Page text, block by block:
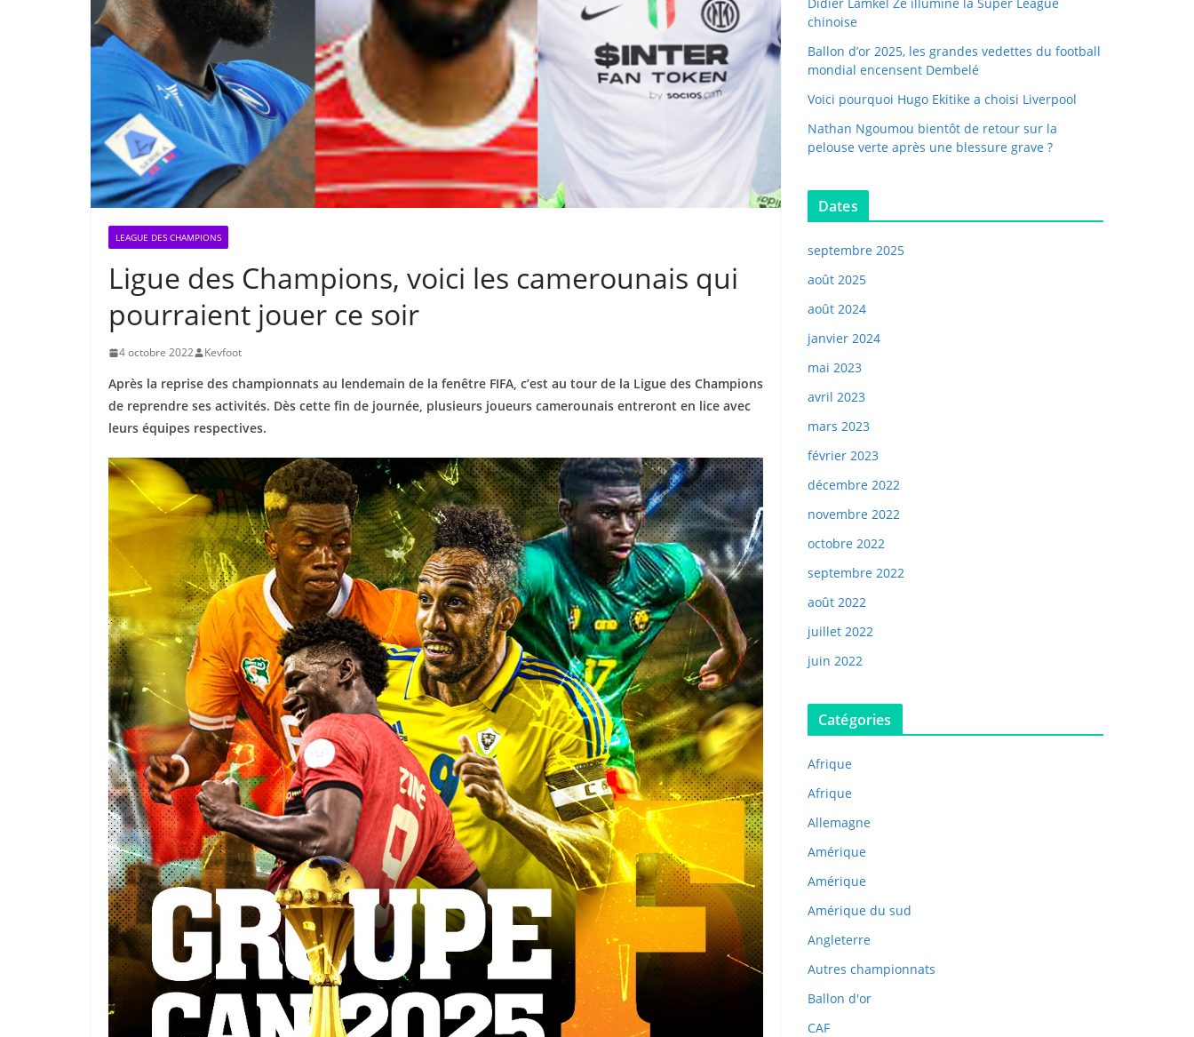
LEAGUE DES CHAMPIONS
Ligue des Champions, voici les camerounais qui
pourraient jouer ce soir
4 octobre 2022 Kevfoot
Après la reprise des championnats au lendemain de la fenêtre FIFA, c’est au tour de la Ligue des Champions
de reprendre ses activités. Dès cette fin de journée, plusieurs joueurs camerounais entreront en lice avec
leurs équipes respectives.
chinoise
Ballon d’or 2025, les grandes vedettes du football
mondial encensent Dembelé
Voici pourquoi Hugo Ekitike a choisi Liverpool
Nathan Ngoumou bientôt de retour sur la
pelouse verte après une blessure grave ?
Dates
septembre 2025
août 2025
août 2024
janvier 2024
mai 2023
avril 2023
mars 2023
février 2023
décembre 2022
novembre 2022
octobre 2022
septembre 2022
août 2022
juillet 2022
juin 2022
Catégories
Afrique
Afrique
Allemagne
Amérique
Amérique
Amérique du sud
Angleterre
Autres championnats
Ballon d'or
CAF